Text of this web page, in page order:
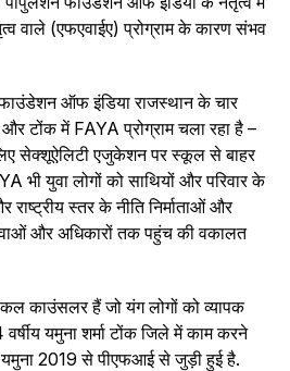
वाले (एफएवाईए) प्रोग्राम के कारण संभव
ऑफ इंडिया राजस्थान के चार
टोंक में FAYA प्रोग्राम चला रहा है –
सेक्शूऐलिटी एजुकेशन पर स्कूल से बाहर
भी युवा लोगों को साथियों और परिवार के
स्तर के नीति निर्माताओं और
और अधिकारों तक पहुंच की वकालत
काउंसलर हैं जो यंग लोगों को व्यापक
यमुना शर्मा टोंक जिले में काम करने
यमुना 2019 से पीएफआई से जुड़ी हुई है.